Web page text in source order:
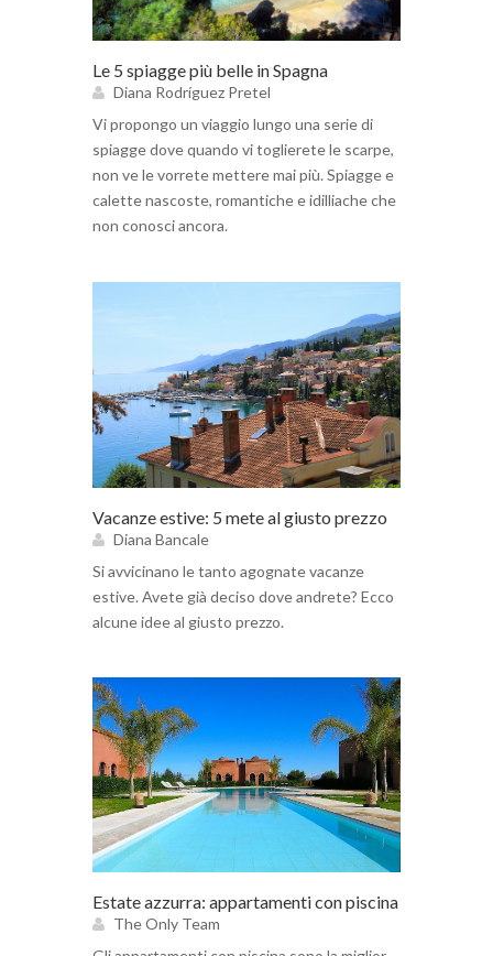
Le 5 spiagge più belle in Spagna
Diana Rodríguez Pretel
Vi propongo un viaggio lungo una serie di
spiagge dove quando vi toglierete le scarpe,
non ve le vorrete mettere mai più. Spiagge e
calette nascoste, romantiche e idilliache che
non conosci ancora.
Vacanze estive: 5 mete al giusto prezzo
Diana Bancale
Si avvicinano le tanto agognate vacanze
estive. Avete già deciso dove andrete? Ecco
alcune idee al giusto prezzo.
Estate azzurra: appartamenti con piscina
The Only Team